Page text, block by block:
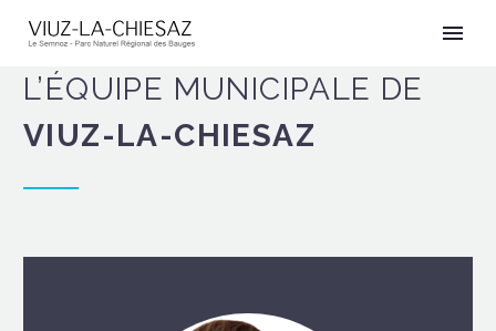
L’ÉQUIPE MUNICIPALE DE
VIUZ-LA-CHIESAZ